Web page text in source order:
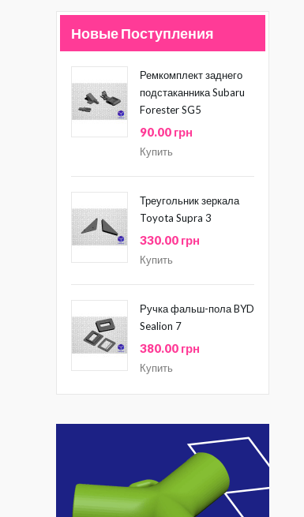
Новые Поступления
Ремкомплект заднего
подстаканника Subaru
Forester SG5
90.00 грн
Купить
Треугольник зеркала
Toyota Supra 3
330.00 грн
Купить
Ручка фальш-пола BYD
Sealion 7
380.00 грн
Купить